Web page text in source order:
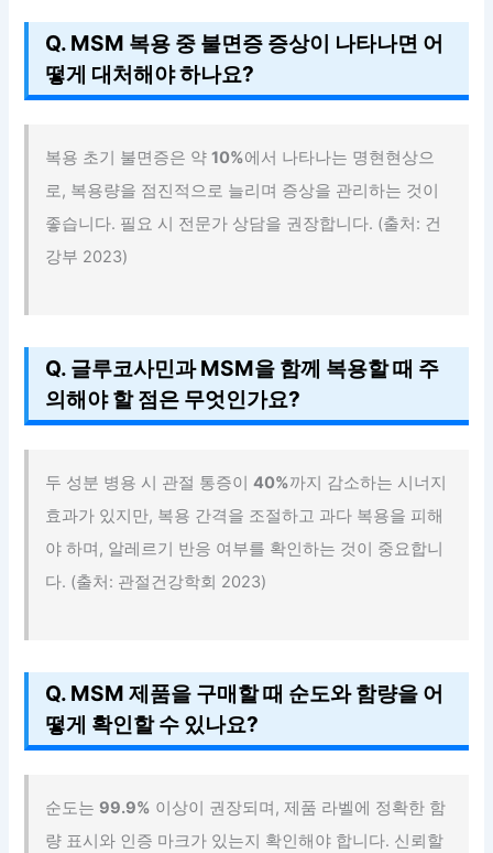
Q. MSM 복용 중 불면증 증상이 나타나면 어
떻게 대처해야 하나요?
복용 초기 불면증은 약10%에서 나타나는 명현현상으
로, 복용량을 점진적으로 늘리며 증상을 관리하는 것이
좋습니다. 필요 시 전문가 상담을 권장합니다. (출처: 건
강부 2023)
Q. 글루코사민과 MSM을 함께 복용할 때 주
의해야 할 점은 무엇인가요?
두 성분 병용 시 관절 통증이40%까지 감소하는 시너지
효과가 있지만, 복용 간격을 조절하고 과다 복용을 피해
야 하며, 알레르기 반응 여부를 확인하는 것이 중요합니
다. (출처: 관절건강학회 2023)
Q. MSM 제품을 구매할 때 순도와 함량을 어
떻게 확인할 수 있나요?
순도는 99.9% 이상이 권장되며, 제품 라벨에 정확한 함
량 표시와 인증 마크가 있는지 확인해야 합니다. 신뢰할